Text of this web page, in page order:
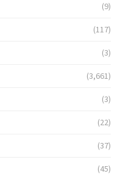
(9)
(117)
(3)
(3,661)
(3)
(22)
(37)
(45)